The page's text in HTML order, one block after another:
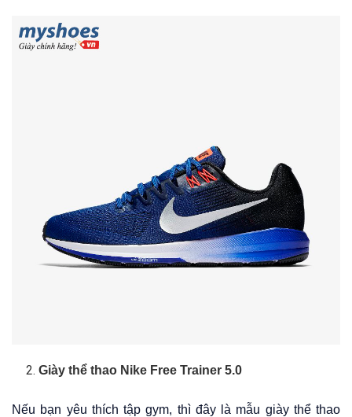
Giày thể thao Nike Free Trainer 5.0
Nếu bạn yêu thích tập gym, thì đây là mẫu giày thể thao